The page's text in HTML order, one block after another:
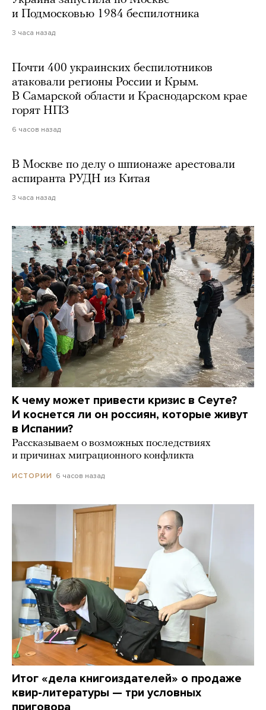
и Подмосковью 1984 беспилотника
3 часа назад
Почти 400 украинских беспилотников
атаковали регионы России и Крым.
В Самарской области и Краснодарском крае
горят НПЗ
6 часов назад
В Москве по делу о шпионаже арестовали
аспиранта РУДН из Китая
3 часа назад
К чему может привести кризис в Сеуте?
И коснется ли он россиян, которые живут
в Испании?
Рассказываем о возможных последствиях
и причинах миграционного конфликта
ИСТОРИИ 6 часов назад
Итог «дела книгоиздателей» о продаже
квир-литературы — три условных